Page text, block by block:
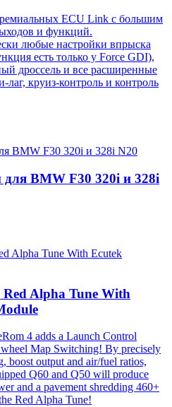
ECU Link с большим
и функций.
любые настройки впрыска
есть только у Force GDI),
дроссель и все расширенные
круиз-контроль и контроль
для BMW F30 320i и 328i
Alpha Tune With
4 adds a Launch Control
Map Switching! By precisely
boost output and air/fuel ratios,
Q60 and Q50 will produce
and a pavement shredding 460+
Red Alpha Tune!